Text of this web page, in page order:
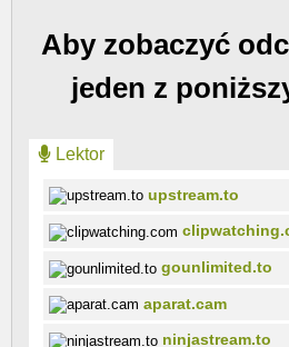
Aby zobaczyć
jeden z
Lektor
upstream.to
gounlimited.to
aparat.cam
ninjastream.to